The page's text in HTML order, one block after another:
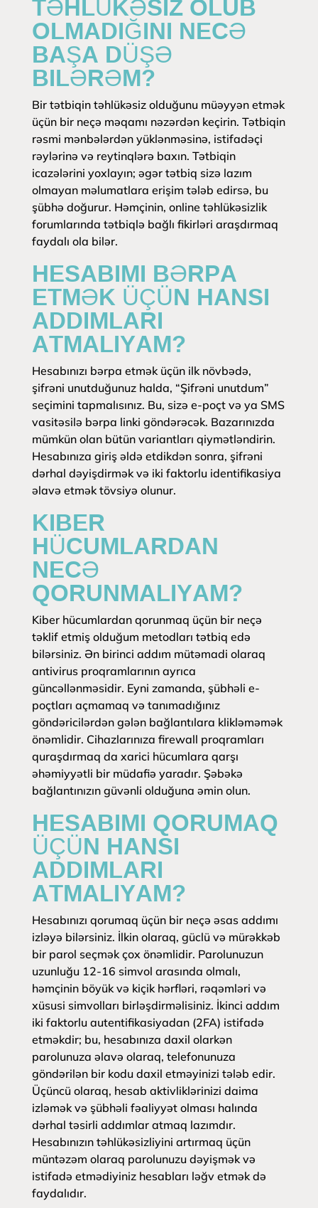
OLMADIĞINI NECƏ
BAŞA DÜŞƏ
BILƏRƏM?
Bir tətbiqin təhlükəsiz olduğunu müəyyən etmək
üçün bir neçə məqamı nəzərdən keçirin. Tətbiqin
rəsmi mənbələrdən yüklənməsinə, istifadəçi
rəylərinə və reytinqlərə baxın. Tətbiqin
icazələrini yoxlayın; əgər tətbiq sizə lazım
olmayan məlumatlara erişim tələb edirsə, bu
şübhə doğurur. Həmçinin, online təhlükəsizlik
forumlarında tətbiqlə bağlı fikirləri araşdırmaq
faydalı ola bilər.
HESABIMI BƏRPA
ETMƏK ÜÇÜN HANSI
ADDIMLARI
ATMALIYAM?
Hesabınızı bərpa etmək üçün ilk növbədə,
şifrəni unutduğunuz halda, “Şifrəni unutdum”
seçimini tapmalısınız. Bu, sizə e-poçt və ya SMS
vasitəsilə bərpa linki göndərəcək. Bazarınızda
mümkün olan bütün variantları qiymətləndirin.
Hesabınıza giriş əldə etdikdən sonra, şifrəni
dərhal dəyişdirmək və iki faktorlu identifikasiya
əlavə etmək tövsiyə olunur.
KIBER
HÜCUMLARDAN
NECƏ
QORUNMALIYAM?
Kiber hücumlardan qorunmaq üçün bir neçə
təklif etmiş olduğum metodları tətbiq edə
bilərsiniz. Ən birinci addım mütəmadi olaraq
antivirus proqramlarının ayrıca
güncəllənməsidir. Eyni zamanda, şübhəli e-
poçtları açmamaq və tanımadığınız
göndəricilərdən gələn bağlantılara klikləməmək
önəmlidir. Cihazlarınıza firewall proqramları
quraşdırmaq da xarici hücumlara qarşı
əhəmiyyətli bir müdafiə yaradır. Şəbəkə
bağlantınızın güvənli olduğuna əmin olun.
HESABIMI QORUMAQ
ÜÇÜN HANSI
ADDIMLARI
ATMALIYAM?
Hesabınızı qorumaq üçün bir neçə əsas addımı
izləyə bilərsiniz. İlkin olaraq, güclü və mürəkkəb
bir parol seçmək çox önəmlidir. Parolunuzun
uzunluğu 12-16 simvol arasında olmalı,
həmçinin böyük və kiçik hərfləri, rəqəmləri və
xüsusi simvolları birləşdirməlisiniz. İkinci addım
iki faktorlu autentifikasiyadan (2FA) istifadə
etməkdir; bu, hesabınıza daxil olarkən
parolunuza əlavə olaraq, telefonunuza
göndərilən bir kodu daxil etməyinizi tələb edir.
Üçüncü olaraq, hesab aktivliklərinizi daima
izləmək və şübhəli fəaliyyət olması halında
dərhal təsirli addımlar atmaq lazımdır.
Hesabınızın təhlükəsizliyini artırmaq üçün
müntəzəm olaraq parolunuzu dəyişmək və
istifadə etmədiyiniz hesabları ləğv etmək də
faydalıdır.